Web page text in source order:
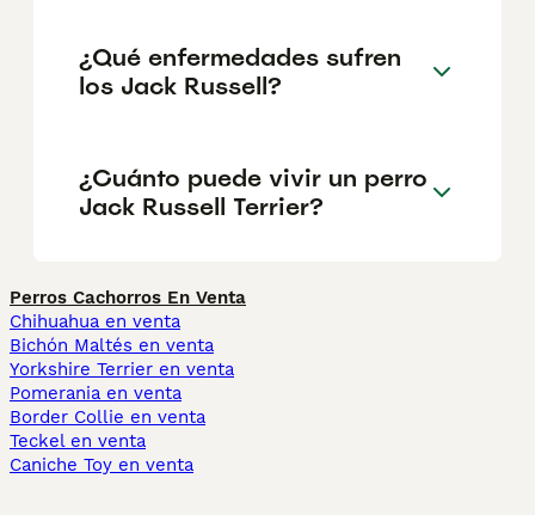
¿Qué enfermedades sufren
los Jack Russell?
¿Cuánto puede vivir un perro
Jack Russell Terrier?
Perros Cachorros En Venta
Chihuahua en venta
Bichón Maltés en venta
Yorkshire Terrier en venta
Pomerania en venta
Border Collie en venta
Teckel en venta
Caniche Toy en venta